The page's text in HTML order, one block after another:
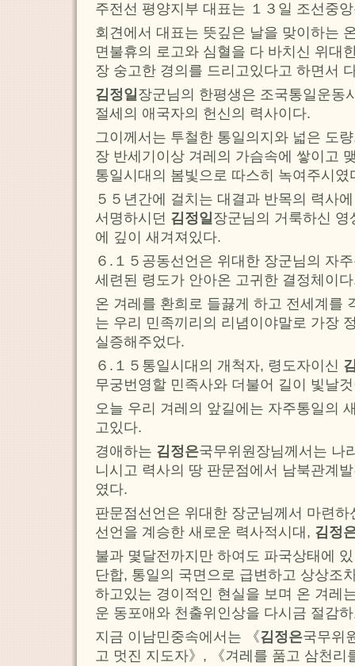
주전선 평양지부 대표는 １３일 조선중
회견에서 대표는 뜻깊은 날을 맞이하는
면불휴의 로고와 심혈을 다 바치신 위대
장 숭고한 경의를 드리고있다고 하면서
김정일장군님의 한평생은 조국통일운동
절세의 애국자의 헌신의 력사이다.
그이께서는 투철한 통일의지와 넓은 도
장 반세기이상 겨레의 가슴속에 쌓이고
통일시대의 봄빛으로 따스히 녹여주시였
５５년간에 걸치는 대결과 반목의 력사
서명하시던 김정일장군님의 거룩하신
에 깊이 새겨져있다.
６.１５공동선언은 위대한 장군님의 자
세련된 령도가 안아온 고귀한 결정체이
온 겨레를 환희로 들끓게 하고 전세계를
는 우리 민족끼리의 리념이야말로 가장
실증해주었다.
６.１５통일시대의 개척자, 령도자이신
무궁번영할 민족사와 더불어 길이 빛날
오늘 우리 겨레의 앞길에는 자주통일의
고있다.
경애하는 김정은국무위원장님께서는 나
니시고 력사의 땅 판문점에서 남북관계
였다.
판문점선언은 위대한 장군님께서 마련
선언을 계승한 새로운 력사적시대, 김정
불과 몇달전까지만 하여도 파국상태에
단합, 통일의 국면으로 급변하고 상상조
하고있는 경이적인 현실을 보며 온 겨레
운 동포애와 천출위인상을 다시금 절감
지금 이남민중속에서는 《김정은국무위
고 멋진 지도자》, 《겨레를 품고 삼천리